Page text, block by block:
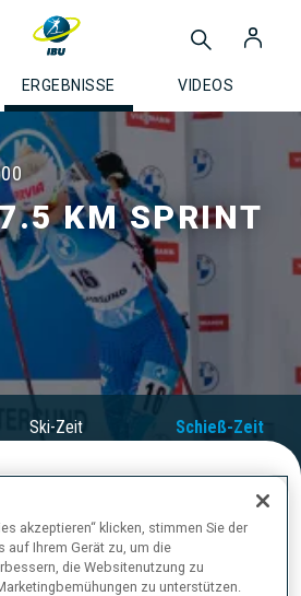
ERGEBNISSE VIDEOS
KM SPRINT
Ski-Zeit Schieß-Zeit
– SCHIESS-ZEIT
akzeptieren“ klicken, stimmen Sie der
auf Ihrem Gerät zu, um die
die Websitenutzung zu
zu unterstützen.